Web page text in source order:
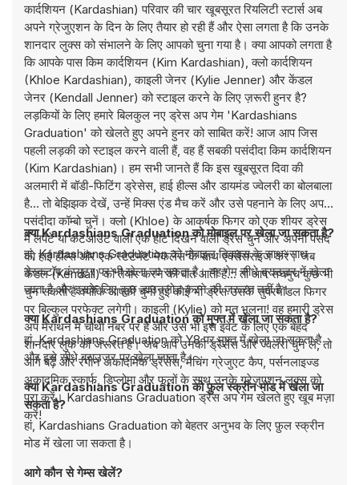
कार्दशियन (Kardashian) परिवार की चार खूबसूरत रियलिटी स्टार्स अब
अपने ग्रेजुएशन के दिन के लिए तैयार हो रही हैं और ऐसा लगता है कि उनके
शानदार लुक्स को संभालने के लिए आपको चुना गया है। क्या आपको लगता है
कि आपके पास किम कार्दशियन (Kim Kardashian), क्लो कार्दशियन
(Khloe Kardashian), काइली जेनर (Kylie Jenner) और केंडल
जेनर (Kendall Jenner) को स्टाइल करने के लिए ज़रूरी हुनर है?
लड़कियों के लिए हमारे बिलकुल नए ड्रेस अप गेम 'Kardashians
Graduation' को खेलते हुए अपने हुनर को साबित करें! आज आप जिस
पहली लड़की को स्टाइल करने वाली हैं, वह हैं सबकी पसंदीदा किम कार्दशियन
(Kim Kardashian)। हम सभी जानते हैं कि इस खूबसूरत दिवा की
अलमारी में बॉडी-फिटिंग ड्रेसेस, हाई हील्स और डायमंड ज्वेलरी का बोलबाला
है... तो बेझिझक देखें, उन्हें मिक्स एंड मैच करें और उसे पहनाने के लिए अपना
पसंदीदा कॉम्बो चुनें। क्लो (Khloe) के आकर्षक फिगर को एक शीयर ड्रेस
में लपेटें या कटआउट वाली एक हॉट दिखने वाली ड्रेस चुनें और अपनी पसंद
को हाई हील्स और एक स्टेटमेंट नेकलेस के साथ एक्सेसराइज करें। जब
केंडल (Kendall) को तैयार करने की बात आती है... तो आप सचमुच कुछ भी
चुन सकती हैं क्योंकि आपकी चुनी हुई कोई भी ड्रेस उसके सुपरमॉडल फिगर
पर बिल्कुल परफेक्ट लगेगी। काइली (Kylie) को मत भूलना! वह हमारी ड्रेस
अप मैराथन में चौथी नंबर पर है और उसे भी इस इवेंट के लिए एक बेहद
शानदार लुक की जरूरत है। जब आप उनकी ड्रेसेस और ज्वेलरी चुन लें, तो
आगे बढ़ें और रंगीन अकादमिक ड्रेसेस, मैचिंग ग्रेजुएट कैप, पर्सनलाइज्ड
अकादमिक स्कार्फ, डिप्लोमा और फूलों के साथ उनके ग्रेजुएशन लुक्स को
पूरा करें। Kardashians Graduation ड्रेस अप गेम खेलते हुए खूब मज़ा
करें!
क्या Kardashians Graduation को मोबाइल पर खेला जा सकता है?
हां, Kardashians Graduation को मोबाइल डिवाइस के साथ-साथ
डेस्कटॉप कंप्यूटर पर भी खेला जा सकता है। यह गेम सीधे ब्राउज़र में खेला
जाता है और इसके लिए कुछ डाउनलोड करने की ज़रूरत नहीं है।
क्या Kardashians Graduation को मुफ्त में खेला जा सकता है?
हां, Kardashians Graduation को Y8 पर मुफ्त में खेला जा सकता है
और इसे सीधे ब्राउज़र पर खेला जाता है।
क्या Kardashians Graduation को फ़ुल स्क्रीन मोड में खेला जा
सकता है?
हां, Kardashians Graduation को बेहतर अनुभव के लिए फ़ुल स्क्रीन
मोड में खेला जा सकता है।
आगे कौन से गेम्स खेलें?